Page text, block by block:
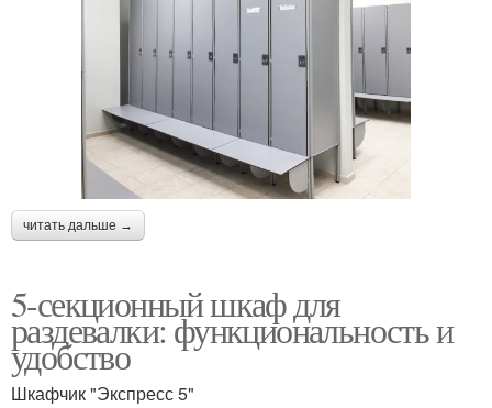
читать дальше →
5-секционный шкаф для
раздевалки: функциональность и
удобство
Шкафчик "Экспресс 5"